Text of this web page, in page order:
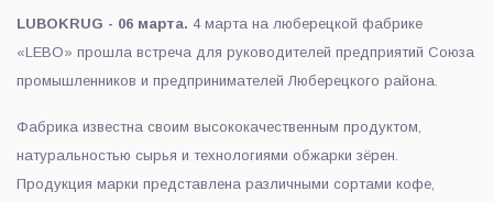
LUBOKRUG - 06 марта. 4 марта на люберецкой фабрике
«LEBO» прошла встреча для руководителей предприятий Союза
промышленников и предпринимателей Люберецкого района.
Фабрика известна своим высококачественным продуктом,
натуральностью сырья и технологиями обжарки зёрен.
Продукция марки представлена различными сортами кофе,